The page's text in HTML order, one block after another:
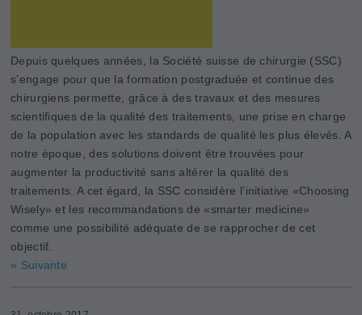
Depuis quelques années, la Société suisse de chirurgie (SSC)
s’engage pour que la formation postgraduée et continue des
chirurgiens permette, grâce à des travaux et des mesures
scientifiques de la qualité des traitements, une prise en charge
de la population avec les standards de qualité les plus élevés. A
notre époque, des solutions doivent être trouvées pour
augmenter la productivité sans altérer la qualité des
traitements. A cet égard, la SSC considère l’initiative «Choosing
­Wisely» et les recommandations de «smarter medicine»
comme une possibilité adéquate de se rapprocher de cet
objectif.
» Suivante